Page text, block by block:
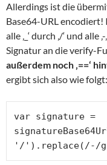
Allerdings ist die
Base64-URL encodiert!
alle ‚_‘ durch ‚/‘ und alle
Signatur an die verify-
außerdem noch ‚==‘
ergibt sich also wie folgt:
var signature =
'/').replace(/-/